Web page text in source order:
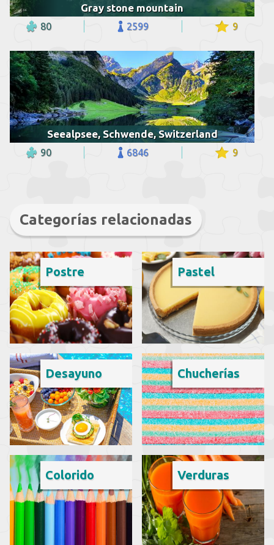
Gray stone mountain
80 2599 9
Seealpsee, Schwende, Switzerland
90 6846 9
Categorías relacionadas
Postre Pastel
Desayuno Chucherías
Colorido Verduras